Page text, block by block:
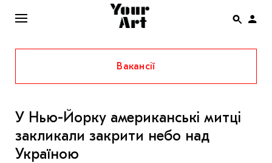
ENG
НОВИНИ
АФІША
ІНТЕРВ’Ю
Вакансії
У Нью-Йорку американські митці
закликали закрити небо над
Україною